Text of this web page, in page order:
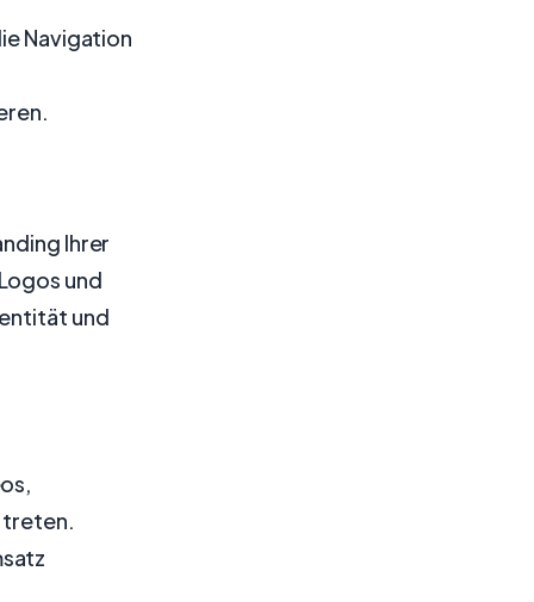
Navigation
Ihrer
und
und
treten.